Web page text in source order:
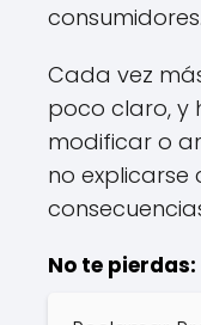
consumidores.
Cada vez
poco claro, y
modificar o
no explicarse
No te pierdas: